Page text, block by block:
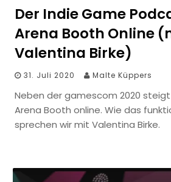
Der Indie Game
Arena Booth Online
Valentina Birke)
31. Juli 2020 Malte Küppers
Neben der gamescom 2020
Arena Booth online. Wie das
sprechen wir mit Valentina Birke.